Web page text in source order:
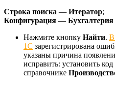
Строка поиска — Итератор;
Конфигурация —
Нажмите кнопку Найти. В
1С зарегистрирована
указаны причина
исправить: установить
справочнике